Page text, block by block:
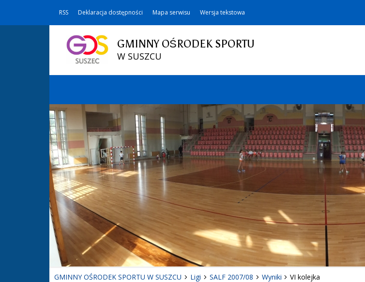
RSS Deklaracja dostępności Mapa serwisu Wersja tekstowa
GMINNY OŚRODEK SPORTU
W SUSZCU
GMINNY OŚRODEK SPORTU W SUSZCU Ligi SALF 2007/08 Wyniki VI kolejka